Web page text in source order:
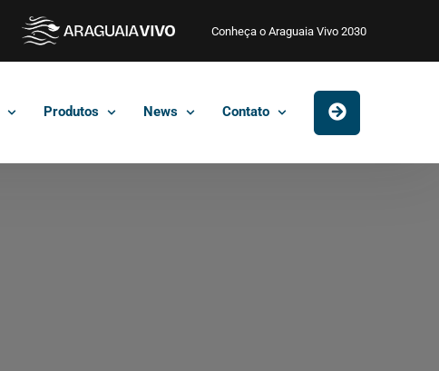
Conheça o Araguaia Vivo 2030
Produtos News Contato